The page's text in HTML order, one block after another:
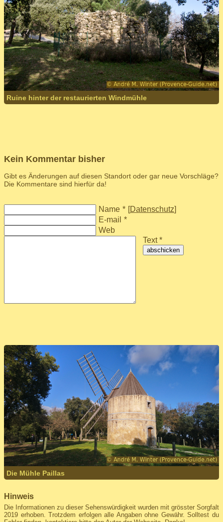
Ruine hinter der restaurierten Windmühle
Kein Kommentar bisher
Gibt es Änderungen auf diesen Standort oder gar neue Vorschläge?
Die Kommentare sind hierfür da!
Name * [Datenschutz]
E-mail *
Web
Text *
abschicken
Die Mühle Paillas
Hinweis
Die Informationen zu dieser Sehenswürdigkeit wurden mit grösster Sorgfalt
2019 erhoben. Trotzdem erfolgen alle Angaben ohne Gewähr. Solltest du